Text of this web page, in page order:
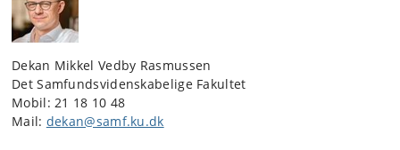
Dekan Mikkel Vedby Rasmussen
Det Samfundsvidenskabelige Fakultet
Mobil: 21 18 10 48
Mail: dekan@samf.ku.dk